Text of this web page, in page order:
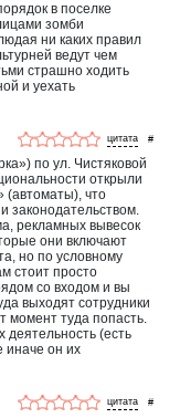
в поселке
зомби
ни каких правил
ведут чем
страшно ходить
и уехать
#
по ул. Чистяковой
открыли
(автоматы), что
законодательством.
рекламных вывесок
они включают
но по условному
стоит просто
со входом и вы
выходят сотрудники
момент туда попасть.
деятельность (есть
иначе он их
#